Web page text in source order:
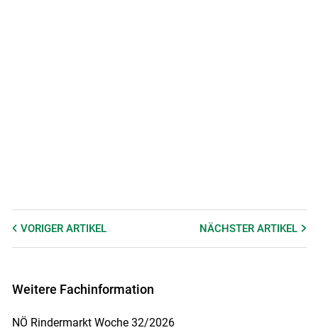
VORIGER ARTIKEL NÄCHSTERARTIKEL
Weitere Fachinformation
NÖ Rindermarkt Woche 32/2026